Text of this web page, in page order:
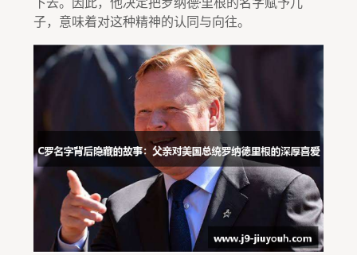
子，意味着对这种精神的认同与向往。